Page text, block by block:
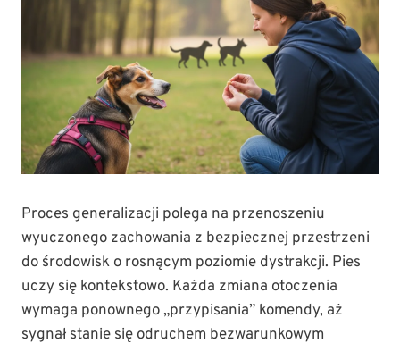
Proces generalizacji polega na przenoszeniu
wyuczonego zachowania z bezpiecznej przestrzeni
do środowisk o rosnącym poziomie dystrakcji. Pies
uczy się kontekstowo. Każda zmiana otoczenia
wymaga ponownego „przypisania” komendy, aż
sygnał stanie się odruchem bezwarunkowym